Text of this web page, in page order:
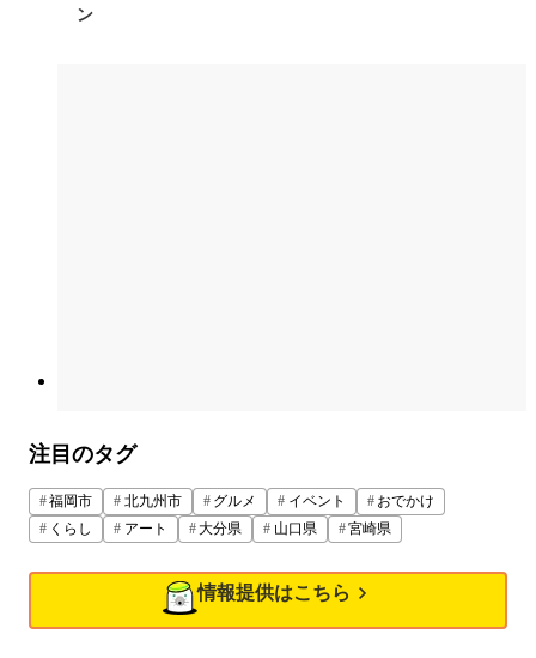
ン
注目のタグ
福岡市 北九州市 グルメ イベント
おでかけ
くらし
アート 大分県 山口県 宮崎県
情報提供はこちら